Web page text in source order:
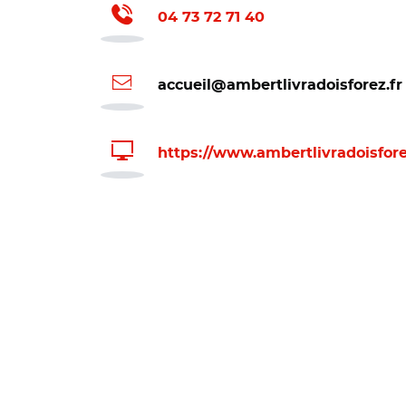
04 73 72 71 40
accueil@ambertlivradoisforez.fr
https://